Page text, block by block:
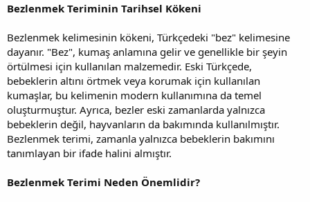
Bezlenmek Teriminin Tarihsel Kökeni
Bezlenmek kelimesinin kökeni, Türkçedeki "bez" kelimesine
dayanır. "Bez", kumaş anlamına gelir ve genellikle bir şeyin
örtülmesi için kullanılan malzemedir. Eski Türkçede,
bebeklerin altını örtmek veya korumak için kullanılan
kumaşlar, bu kelimenin modern kullanımına da temel
oluşturmuştur. Ayrıca, bezler eski zamanlarda yalnızca
bebeklerin değil, hayvanların da bakımında kullanılmıştır.
Bezlenmek terimi, zamanla yalnızca bebeklerin bakımını
tanımlayan bir ifade halini almıştır.
Bezlenmek Terimi Neden Önemlidir?